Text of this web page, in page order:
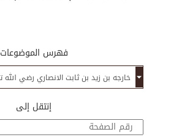
فهرس الموضوعات
إنتقل إلى